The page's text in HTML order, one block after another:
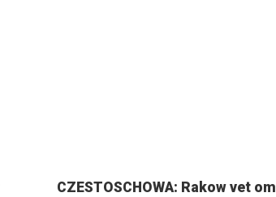
CZESTOSCHOWA: Rakow vet om